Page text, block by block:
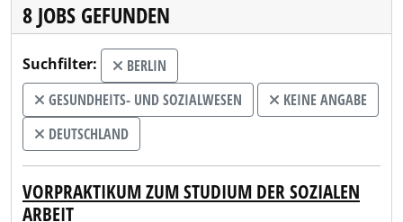
8 JOBS GEFUNDEN
Suchfilter:
BERLIN
GESUNDHEITS- UND SOZIALWESEN
KEINE ANGABE
DEUTSCHLAND
VORPRAKTIKUM ZUM STUDIUM DER SOZIALEN
ARBEIT